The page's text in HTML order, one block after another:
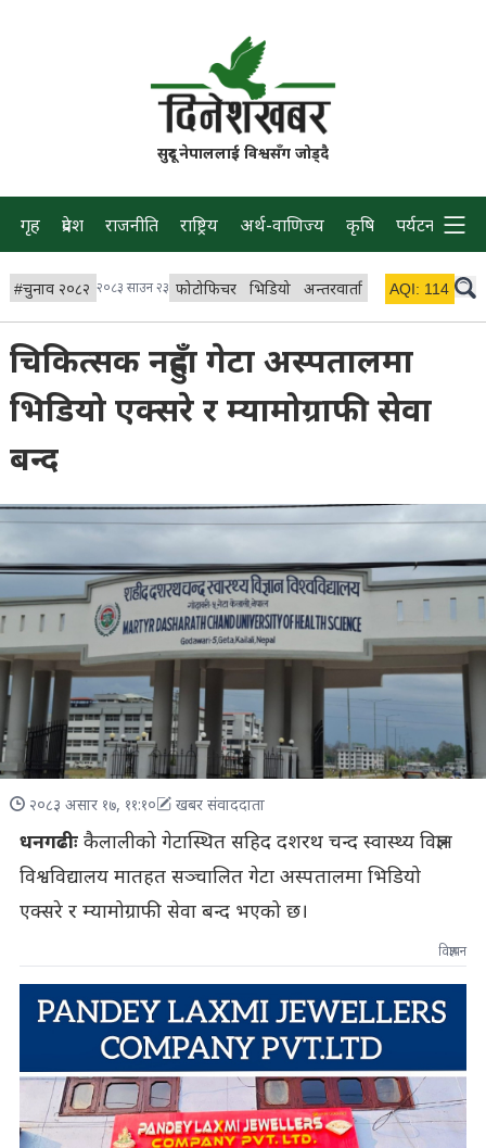
सुदूर नेपाललाई विश्वसँग जोड्दै
गृह प्रदेश राजनीति राष्ट्रिय अर्थ-वाणिज्य कृषि पर्यटन प्रवास
#चुनाव २०८२ २०८३ साउन २३ फोटोफिचर भिडियो अन्तरवार्ता विचार/ब्लग
AQI: 114
चिकित्सक नहुँदा गेटा अस्पतालमा
भिडियो एक्सरे र म्यामोग्राफी सेवा
बन्द
२०८३ असार १७, ११:१० खबर संवाददाता
धनगढीःकैलालीको गेटास्थित सहिद दशरथ चन्द स्वास्थ्य विज्ञान
विश्वविद्यालय मातहत सञ्चालित गेटा अस्पतालमा भिडियो
एक्सरे र म्यामोग्राफी सेवा बन्द भएको छ।
विज्ञापन